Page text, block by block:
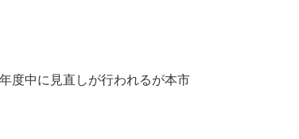
度中に見直しが行われるが本市